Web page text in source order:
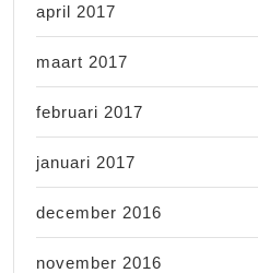
april 2017
maart 2017
februari 2017
januari 2017
december 2016
november 2016